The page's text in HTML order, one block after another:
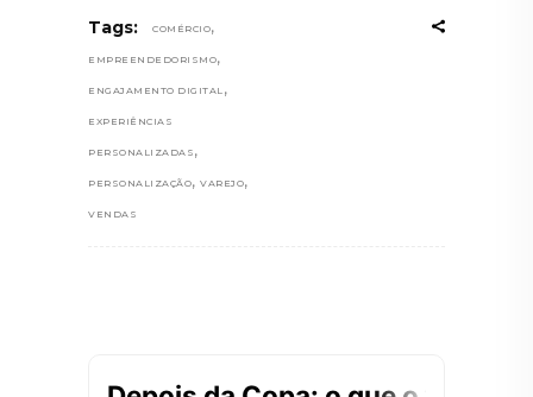
Tags: COMÉRCIO,
EMPREENDEDORISMO,
ENGAJAMENTO DIGITAL ,
EXPERIÊNCIAS
PERSONALIZADAS ,
PERSONALIZAÇÃO, VAREJO,
VENDAS